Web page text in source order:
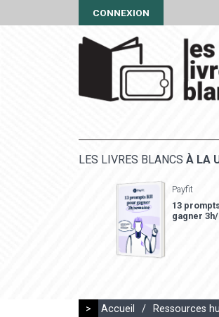
CONNEXION
LES LIVRES BLANCS À LA
Payfit
13
gagner
> Accueil / Ressources